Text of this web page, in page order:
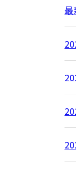
最